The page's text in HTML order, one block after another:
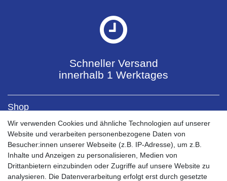
Schneller Versand
innerhalb 1 Werktages
Shop
Kontaktformular
Versandkosten
Zahlungsarten
Bestellablauf 0% MwSt PV
Mein Konto
Wir verwenden Cookies und ähnliche Technologien auf unserer
Website und verarbeiten personenbezogene Daten von
Besucher:innen unserer Webseite (z.B. IP-Adresse), um z.B.
Inhalte und Anzeigen zu personalisieren, Medien von
Drittanbietern einzubinden oder Zugriffe auf unsere Website zu
analysieren. Die Datenverarbeitung erfolgt erst durch gesetzte